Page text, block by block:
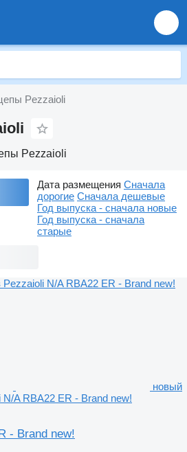
Pezzaioli
Pezzaioli
Дата размещения Сначала
дорогие Сначала дешевые
Год выпуска - сначала новые
Год выпуска - сначала
старые
новый
N/A RBA22 ER - Brand new!
- Brand new!